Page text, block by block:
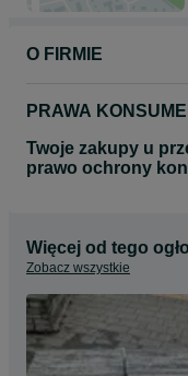
O FIRMIE
PRAWA
Twoje zakupy u
prawo ochrony
Więcej od tego
Zobacz wszystkie